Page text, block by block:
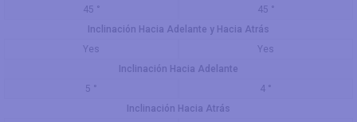
45 °
45 °
Inclinación Hacia Adelante y Hacia Atrás
Yes
Yes
Inclinación Hacia Adelante
5 °
4 °
Inclinación Hacia Atrás